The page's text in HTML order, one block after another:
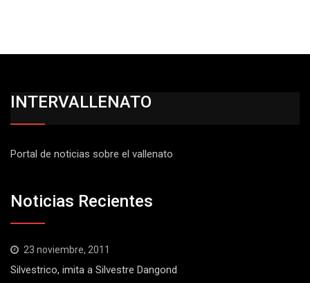
INTERVALLENATO
Portal de noticias sobre el vallenato
Noticias Recientes
23 noviembre, 2011
Silvestrico, imita a Silvestre Dangond